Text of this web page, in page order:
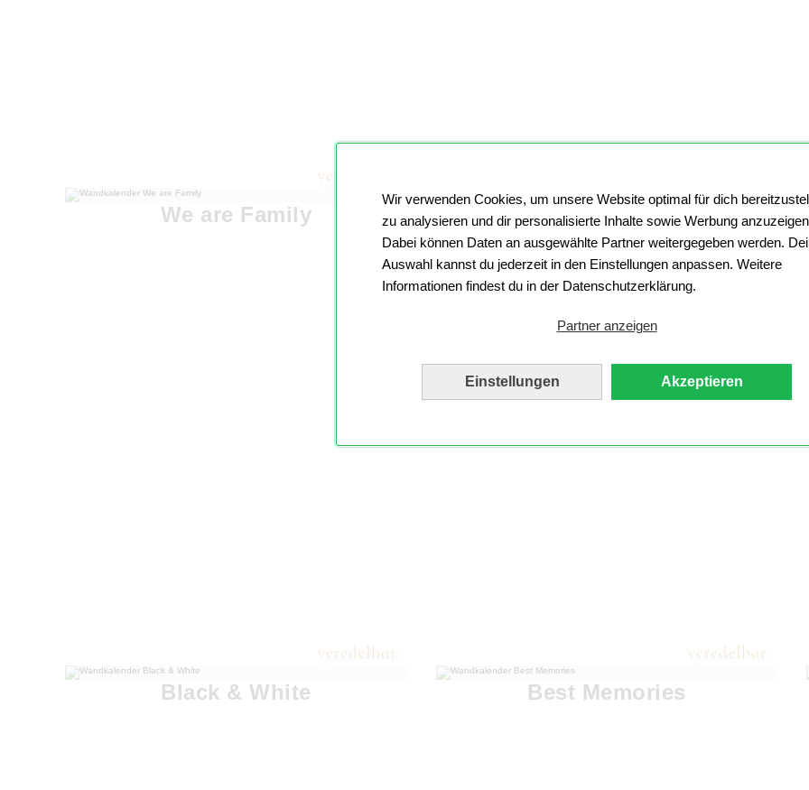
Wir verwenden Cookies, um unsere Website optimal für dich
zu analysieren und dir personalisierte Inhalte sowie Werbung
Dabei können Daten an ausgewählte Partner weitergegeben werden.
Auswahl kannst du jederzeit in den Einstellungen anpassen. Weitere
Informationen findest du in der Datenschutzerklärung.
Partner anzeigen
Einstellungen Akzeptieren
We are Family Golden
Black & White Best Memories